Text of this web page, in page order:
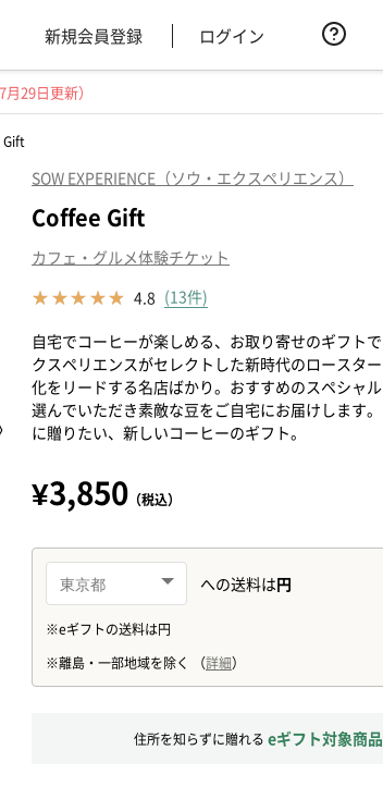
新規会員登録 ログイン
29日更新）
Gift
SOW EXPERIENCE（ソウ・エクスペリエンス）
Coffee Gift
カフェ・グルメ体験チケット
4.8 (13件)
自宅でコーヒーが楽しめる、お取り寄せのギフト
クスペリエンスがセレクトした新時代のロースタ
化をリードする名店ばかり。おすすめのスペシャ
選んでいただき素敵な豆をご自宅にお届けします
に贈りたい、新しいコーヒーのギフト。
¥3,850 （税込）
住所を知らずに贈れる eギフト対象商品